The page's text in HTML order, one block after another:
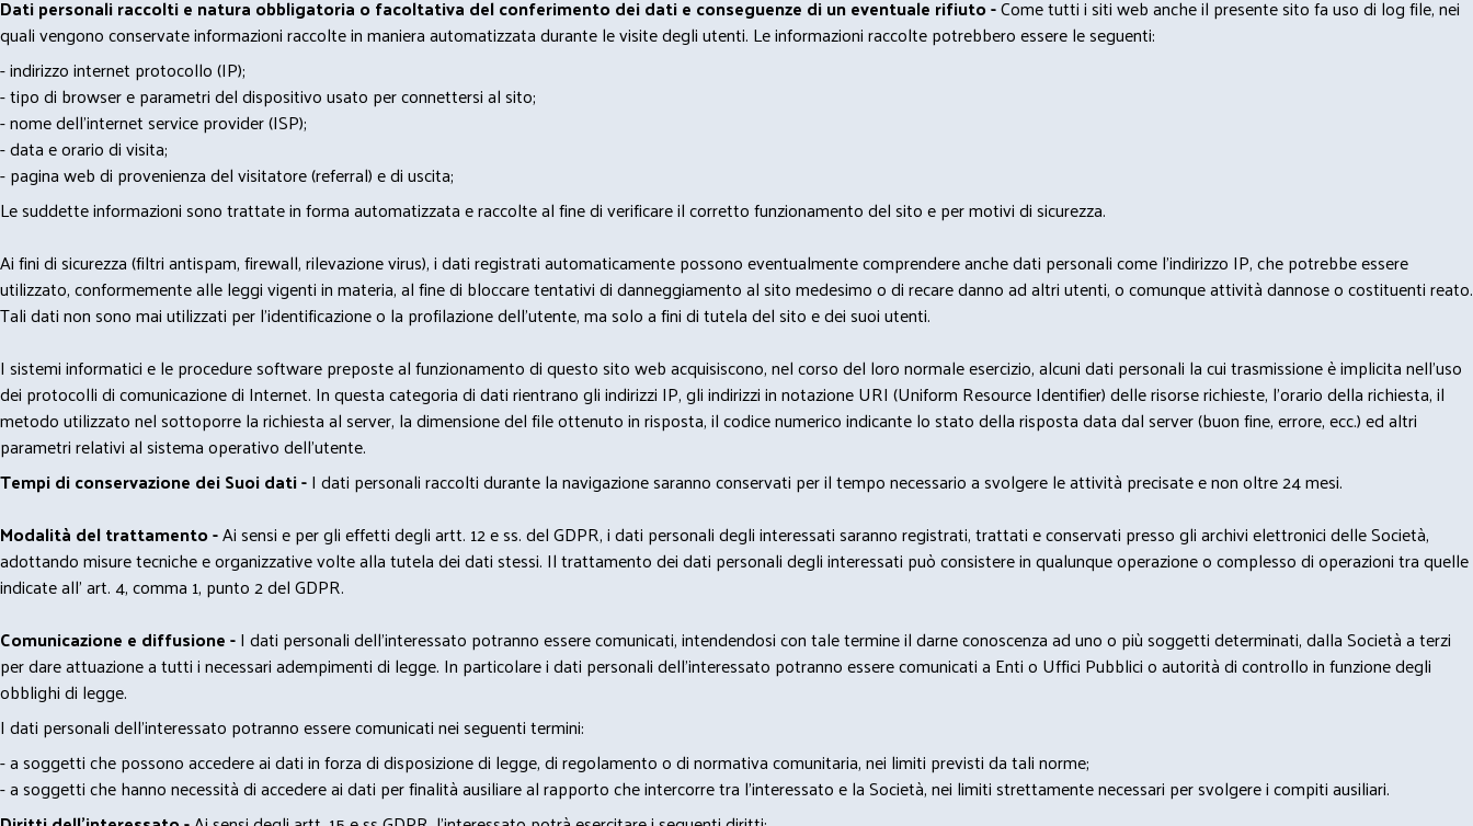
Dati personali raccolti e natura obbligatoria o facoltativa del conferimento dei dati e conseguenze di un eventuale rifiuto -Come tutti i siti web anche il presente sito fa uso di log file, nei
quali vengono conservate informazioni raccolte in maniera automatizzata durante le visite degli utenti. Le informazioni raccolte potrebbero essere le seguenti:
- indirizzo internet protocollo (IP);
- tipo di browser e parametri del dispositivo usato per connettersi al sito;
- nome dell'internet service provider (ISP);
- data e orario di visita;
- pagina web di provenienza del visitatore (referral) e di uscita;
Le suddette informazioni sono trattate in forma automatizzata e raccolte al fine di verificare il corretto funzionamento del sito e per motivi di sicurezza.
Ai fini di sicurezza (filtri antispam, firewall, rilevazione virus), i dati registrati automaticamente possono eventualmente comprendere anche dati personali come l'indirizzo IP, che potrebbe essere
utilizzato, conformemente alle leggi vigenti in materia, al fine di bloccare tentativi di danneggiamento al sito medesimo o di recare danno ad altri utenti, o comunque attività dannose o costituenti reato.
Tali dati non sono mai utilizzati per l'identificazione o la profilazione dell'utente, ma solo a fini di tutela del sito e dei suoi utenti.
I sistemi informatici e le procedure software preposte al funzionamento di questo sito web acquisiscono, nel corso del loro normale esercizio, alcuni dati personali la cui trasmissione è implicita nell'uso
dei protocolli di comunicazione di Internet. In questa categoria di dati rientrano gli indirizzi IP, gli indirizzi in notazione URI (Uniform Resource Identifier) delle risorse richieste, l'orario della richiesta, il
metodo utilizzato nel sottoporre la richiesta al server, la dimensione del file ottenuto in risposta, il codice numerico indicante lo stato della risposta data dal server (buon fine, errore, ecc.) ed altri
parametri relativi al sistema operativo dell'utente.
Tempi di conservazione dei Suoi dati -I dati personali raccolti durante la navigazione saranno conservati per il tempo necessario a svolgere le attività precisate e non oltre 24 mesi.
Modalità del trattamento -Ai sensi e per gli effetti degli artt. 12 e ss. del GDPR, i dati personali degli interessati saranno registrati, trattati e conservati presso gli archivi elettronici delle Società,
adottando misure tecniche e organizzative volte alla tutela dei dati stessi. Il trattamento dei dati personali degli interessati può consistere in qualunque operazione o complesso di operazioni tra quelle
indicate all' art. 4, comma 1, punto 2 del GDPR.
Comunicazione e diffusione -I dati personali dell’interessato potranno essere comunicati, intendendosi con tale termine il darne conoscenza ad uno o più soggetti determinati, dalla Società a terzi
per dare attuazione a tutti i necessari adempimenti di legge. In particolare i dati personali dell’interessato potranno essere comunicati a Enti o Uffici Pubblici o autorità di controllo in funzione degli
obblighi di legge.
I dati personali dell’interessato potranno essere comunicati nei seguenti termini:
- a soggetti che possono accedere ai dati in forza di disposizione di legge, di regolamento o di normativa comunitaria, nei limiti previsti da tali norme;
- a soggetti che hanno necessità di accedere ai dati per finalità ausiliare al rapporto che intercorre tra l’interessato e la Società, nei limiti strettamente necessari per svolgere i compiti ausiliari.